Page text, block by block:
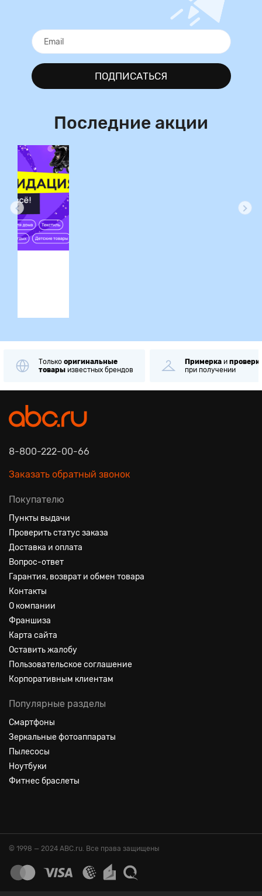
ПОДПИСАТЬСЯ
Последние акции
Примеркаипроверка
при получении
Самовывоз
через1 минуту
8-800-222-00-66
Заказать обратный звонок
Покупателю
Пункты выдачи
Проверить статус заказа
Доставка и оплата
Вопрос-ответ
Гарантия, возврат и обмен товара
Контакты
О компании
Франшиза
Карта сайта
Оставить жалобу
Пользовательское соглашение
Корпоративным клиентам
Популярные разделы
Смартфоны
Зеркальные фотоаппараты
Пылесосы
Ноутбуки
Фитнес браслеты
© 1998 — 2024 ABC.ru. Все права защищены